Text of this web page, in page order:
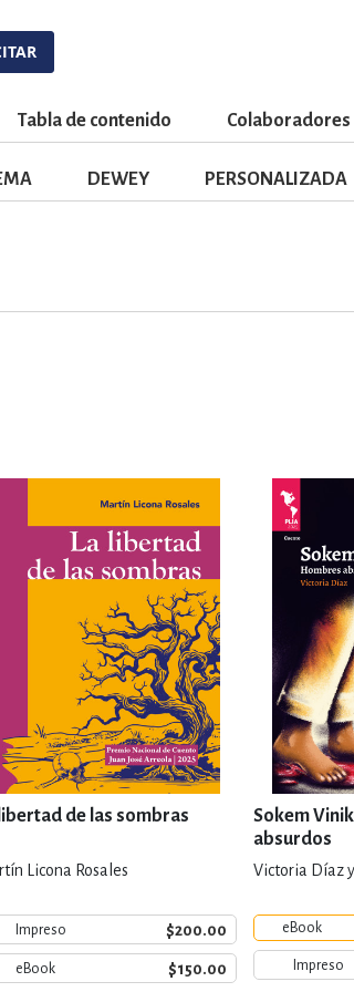
DE CÓMICS,
Y DESARROLLO
Tabla de contenido Colaboradores
DEWEY PERSONALIZADA
libertad de las sombras
Licona Rosales
Impreso $200.00
eBook $150.00
Sokem
absurdos
Victoria Díaz
eBook
Impreso